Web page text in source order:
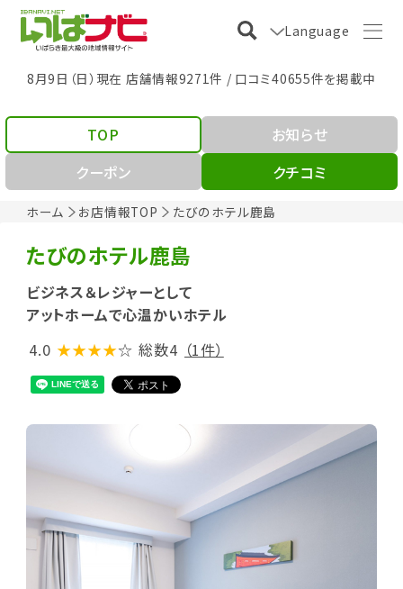
Language
8月9日（日）現在 店舗情報9271件 / 口コミ40655件を掲載中
ホーム お店情報TOP たびのホテル鹿島
TOP
お知らせ
クーポン
クチコミ
たびのホテル鹿島
ビジネス＆レジャーとして
アットホームで心温かいホテル
4.0 ★★★★☆ 総数4 （1件）